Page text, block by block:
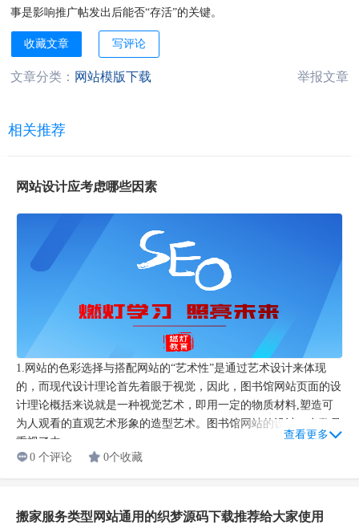
事是影响推广帖发出后能否“存活”的关键。
收藏文章 写评论
文章分类： 网站模版下载 举报文章
相关推荐
网站设计应考虑哪些因素
1.网站的色彩选择与搭配网站的“艺术性”是通过艺术设计来体现
的，而现代设计理论首先着眼于视觉，因此，图书馆网站页面的设
计理论概括来说就是一种视觉艺术，即用一定的物质材料,塑造可
为人观看的直观艺术形象的造型艺术。图书馆网站的设计，多数只
重视了内...
查看更多
0 个评论
0个收藏
搬家服务类型网站通用的织梦源码下载推荐给大家使用